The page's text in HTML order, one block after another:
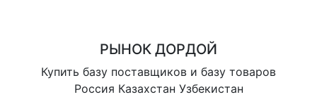
РЫНОК ДОРДОЙ
Купить базу поставщиков и базу товаров
Россия Казахстан Узбекистан